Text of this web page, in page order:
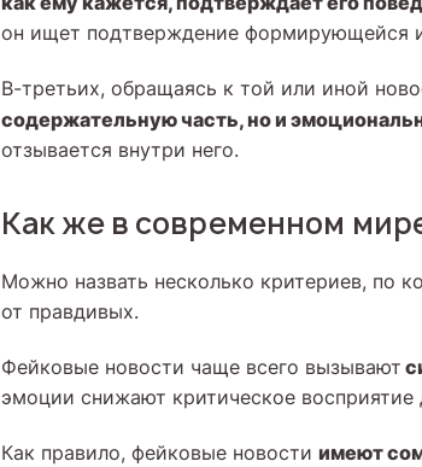
он ищет подтверждение формирующейся
В-третьих, обращаясь к той или иной
содержательную часть, но и
отзывается внутри него.
Как же в современном
Можно назвать несколько критериев, по
от правдивых.
Фейковые новости чаще всего вызывают
эмоции снижают критическое восприятие
Как правило, фейковые новости имеют